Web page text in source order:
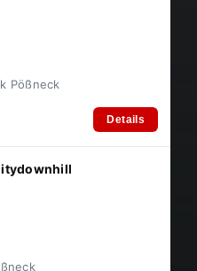
Pößneck
Details